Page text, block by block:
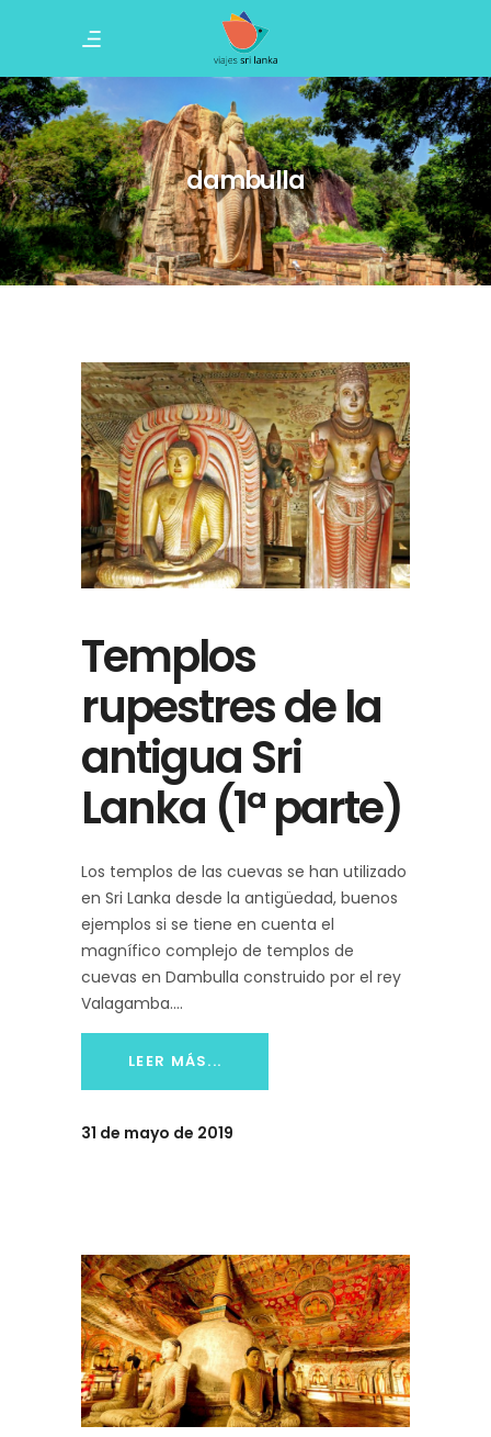
dambulla
Templos
rupestres de la
antigua Sri
Lanka (1ª parte)
Los templos de las cuevas se han utilizado
en Sri Lanka desde la antigüedad, buenos
ejemplos si se tiene en cuenta el
magnífico complejo de templos de
cuevas en Dambulla construido por el rey
Valagamba.
LEER MÁS...
31 de mayo de 2019